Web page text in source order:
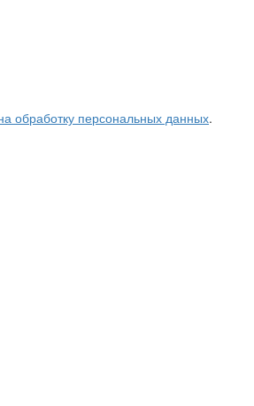
обработку персональных данных.